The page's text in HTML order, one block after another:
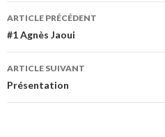
Navigation
des
articles
ARTICLE PRÉCÉDENT
#1 Agnès Jaoui
ARTICLE SUIVANT
Présentation